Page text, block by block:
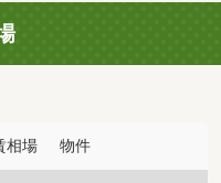
相場 物件